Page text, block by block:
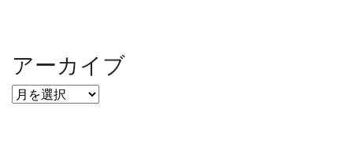
アーカイブ
ア